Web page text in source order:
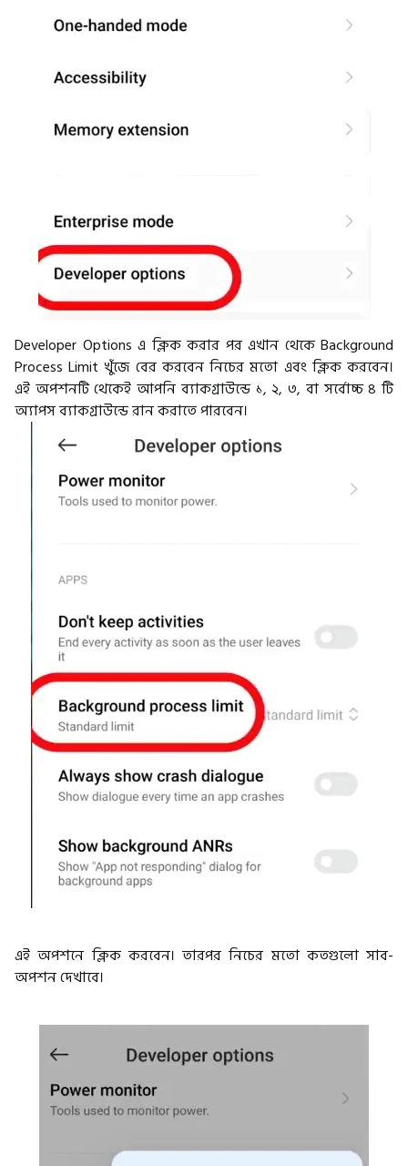
Developer Options এ ক্লিক করার পর এখান থেকে Background
Process Limit খুঁজে বের করবেন নিচের মতো এবং ক্লিক করবেন।
এই অপশনটি থেকেই আপনি ব্যাকগ্রাউন্ডে ১, ২, ৩, বা সর্বোচ্চ ৪ টি
অ্যাপস ব্যাকগ্রাউন্ডে রান করাতে পারবেন।
এই অপশনে ক্লিক করবেন। তারপর নিচের মতো কতগুলো সাব-
অপশন দেখাবে।